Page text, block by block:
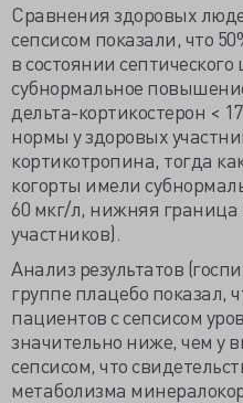
Сравнения здоровых
сепсисом показали, что
в состоянии
субнормальное
дельта-кортикостерон <
нормы у здоровых
кортикотропина, тогда
когорты имели
60 мкг/л, нижняя
участников).
Анализ результатов
группе плацебо показал,
пациентов с сепсисом
значительно ниже, чем у
сепсисом, что
метаболизма